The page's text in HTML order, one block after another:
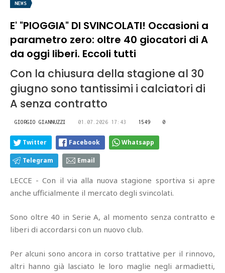
NEWS
E' "PIOGGIA" DI SVINCOLATI! Occasioni a
parametro zero: oltre 40 giocatori di A
da oggi liberi. Eccoli tutti
Con la chiusura della stagione al 30
giugno sono tantissimi i calciatori di
A senza contratto
GIORGIO GIANNUZZI 01.07.2026 17:43 1549 0
Twitter Facebook Whatsapp
Telegram Email
LECCE - Con il via alla nuova stagione sportiva si apre
anche ufficialmente il mercato degli svincolati.
Sono oltre 40 in Serie A, al momento senza contratto e
liberi di accordarsi con un nuovo club.
Per alcuni sono ancora in corso trattative per il rinnovo,
altri hanno già lasciato le loro maglie negli armadietti,